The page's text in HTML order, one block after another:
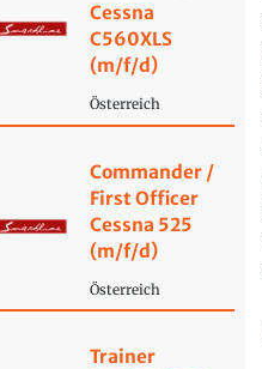
Cessna
C560XLS
(m/f/d)
Österreich
Commander /
First Officer
Cessna 525
(m/f/d)
Österreich
Trainer